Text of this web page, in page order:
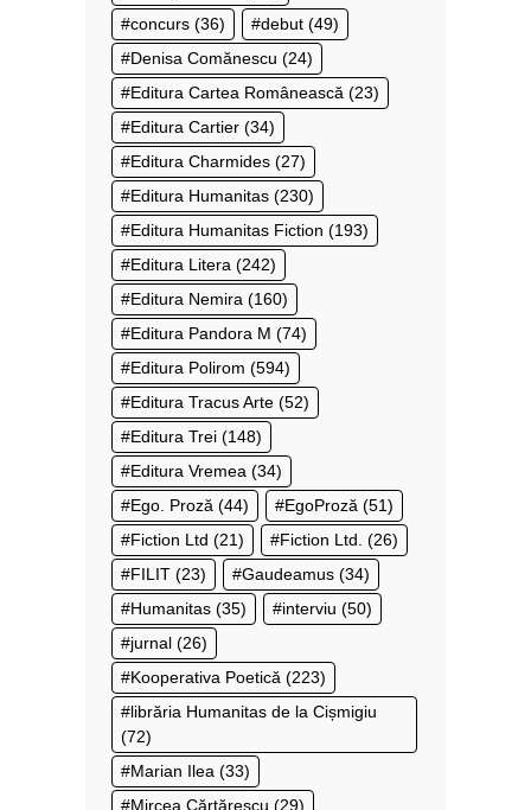
concurs (36) debut (49)
Denisa Comănescu (24)
Editura Cartea Românească (23)
Editura Cartier (34)
Editura Charmides (27)
Editura Humanitas (230)
Editura Humanitas Fiction (193)
Editura Litera (242)
Editura Nemira (160)
Editura Pandora M (74)
Editura Polirom (594)
Editura Tracus Arte (52)
Editura Trei (148)
Editura Vremea (34)
Ego. Proză (44) EgoProză (51)
Fiction Ltd (21) Fiction Ltd. (26)
FILIT (23) Gaudeamus (34)
Humanitas (35) interviu (50)
jurnal (26)
Kooperativa Poetică (223)
librăria Humanitas de la Cișmigiu
(72)
Marian Ilea (33)
Mircea Cărtărescu (29)